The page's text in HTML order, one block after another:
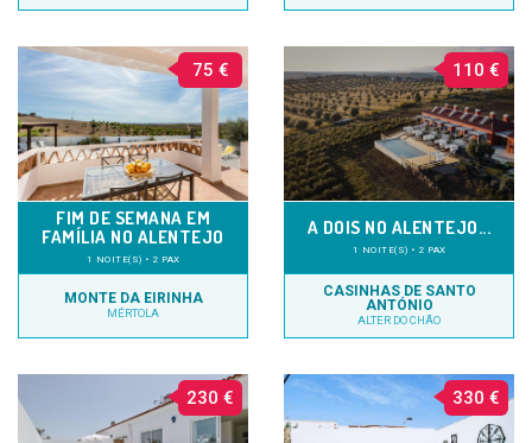
75 €
FIM DE SEMANA EM
FAMÍLIA NO ALENTEJO
1 NOITE(S) • 2 PAX
MONTE DA EIRINHA
MÉRTOLA
110 €
A DOIS NO ALENTEJO...
1 NOITE(S) • 2 PAX
CASINHAS DE SANTO
ANTÓNIO
ALTER DO CHÃO
230 € 330 €